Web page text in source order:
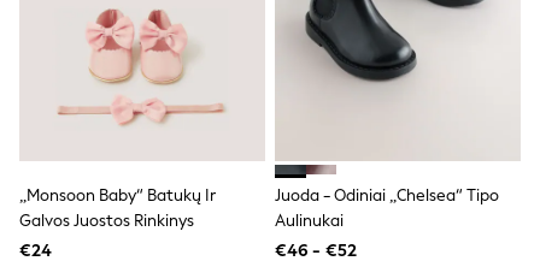
All Swimwear
Accessories
Bags & Luggage
Footwear
Hats
Linen Collection
Sandals & Flipflops
Shirts
„Monsoon Baby“ Batukų Ir
Galvos Juostos Rinkinys
€24
Juoda - Odiniai „Chelsea“ Tipo
Aulinukai
€46 - €52